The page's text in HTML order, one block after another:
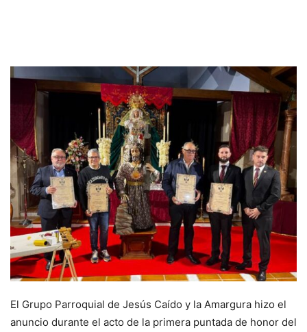
El Grupo Parroquial de Jesús Caído y la Amargura hizo el
anuncio durante el acto de la primera puntada de honor del